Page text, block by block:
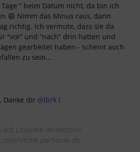
Tage “ beim Datum nicht, da bin ich
😄 Nimm das Minus raus, dann
richtig. Ich vermute, dass sie da
“vor” und “nach” drin hatten und
gearbeitet haben - scheint auch
zu sein…
Danke dir @lbrk !
LinkedIn vernetzten:
in/hmk-personal-ds